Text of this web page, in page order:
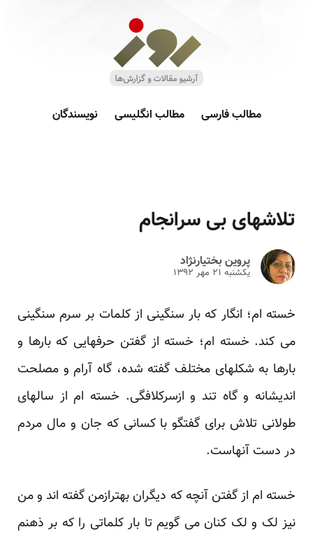
مطالب فارسی مطالب انگلیسی نویسندگان
تلاشهای بی سرانجام
پروین بختیارنژاد
یکشنبه ۲۱ مهر ۱۳۹۲
خسته ام؛ انگار که بار سنگینی از کلمات بر سرم سنگینی
می کند. خسته ام؛ خسته از گفتن حرفهایی که بارها و
بارها به شکلهای مختلف گفته شده، گاه آرام و مصلحت
اندیشانه و گاه تند و ازسرکلافگی. خسته ام از سالهای
طولانی تلاش برای گفتگو با کسانی که جان و مال مردم
در دست آنهاست.
خسته ام از گفتن آنچه که دیگران بهترازمن گفته اند و من
نیز لک و لک کنان می گویم تا بار کلماتی را که بر ذهنم